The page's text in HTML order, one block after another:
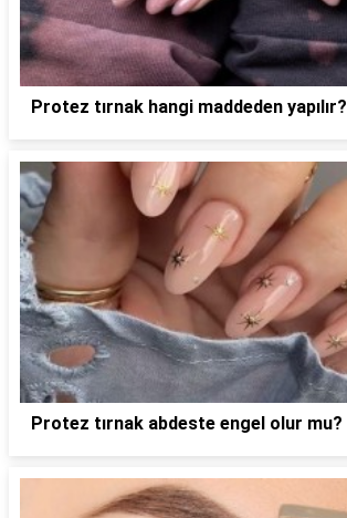
Protez tırnak hangi maddeden yapılır?
Protez tırnak abdeste engel olur mu?